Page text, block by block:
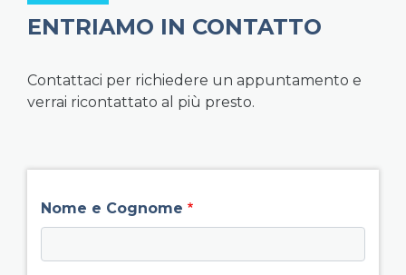
ENTRIAMO IN CONTATTO
Contattaci per richiedere un appuntamento e
verrai ricontattato al più presto.
field group left
Nome e Cognome